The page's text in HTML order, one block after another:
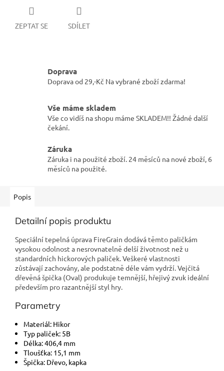
ZEPTAT SE SDÍLET
Doprava
Doprava od 29,-Kč Na vybrané zboží zdarma!
Vše máme skladem
Vše co vidíš na shopu máme SKLADEM!! Žádné další
čekání.
Záruka
Záruka i na použité zboží. 24 měsíců na nové zboží, 6
měsíců na použité.
Popis
Detailní popis produktu
Speciální tepelná úprava FireGrain dodává těmto paličkám
vysokou odolnost a nesrovnatelně delší životnost než u
standardních hickorových paliček. Veškeré vlastnosti
zůstávají zachovány, ale podstatně déle vám vydrží. Vejčitá
dřevěná špička (Oval) produkuje temnější, hřejivý zvuk ideální
především pro razantnější styl hry.
Parametry
Materiál: Hikor
Typ paliček: 5B
Délka: 406,4 mm
Tloušťka: 15,1 mm
Špička: Dřevo, kapka